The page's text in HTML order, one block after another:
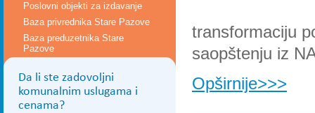
Poslovni objekti za izdavanje
Baza privrednika Stare Pazove
Baza preduzetnika Stare
Pazove
Da li ste zadovoljni
komunalnim uslugama i
cenama?
transformaciju
saopštenju iz
Opširnije>>>